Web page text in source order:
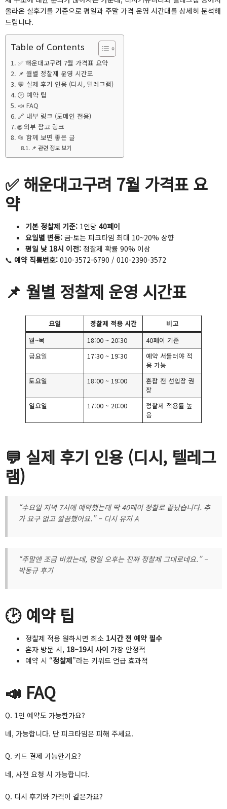
올라온 실후기를 기준으로 평일과 주말 가격 운영 시간대를 상세히 분석해
드립니다.
Table of Contents
✅ 해운대고구려 7월 가격표 요약
📌 월별 정찰제 운영 시간표
💬 실제 후기 인용 (디시, 텔레그램)
🕑 예약 팁
📣 FAQ
🔗 내부 링크 (도메인 전용)
🌐 외부 참고 링크
📂 함께 보면 좋은 글
📌 관련 정보 보기
✅ 해운대고구려 7월 가격표 요
약
기본 정찰제 기준: 1인당 40페이
요일별 변동: 금·토는 피크타임 최대 10~20% 상향
평일 낮 18시 이전: 정찰제 확률 90% 이상
📞 예약 직통번호: 010-3572-6790 / 010-2390-3572
📌 월별 정찰제 운영 시간표
요일 정찰제 적용 시간
비고
월~목
18:00 ~ 20:30
40페이 기준
금요일
17:30 ~ 19:30
예약 서둘러야 적
용 가능
토요일
18:00 ~ 19:00
혼잡 전 선입장 권
장
일요일
17:00 ~ 20:00
정찰제 적용률 높
음
💬 실제 후기 인용 (디시, 텔레그
램)
“수요일 저녁 7시에 예약했는데 딱 40페이 정찰로 끝났습니다. 추
가 요구 없고 깔끔했어요.” – 디시 유저 A
“주말엔 조금 비쌌는데, 평일 오후는 진짜 정찰제 그대로네요.” –
박동규 후기
🕑 예약 팁
정찰제 적용 원하시면 최소 1시간 전 예약 필수
혼자 방문 시, 18~19시 사이 가장 안정적
예약 시 “정찰제”라는 키워드 언급 효과적
📣 FAQ
Q. 1인 예약도 가능한가요?
네, 가능합니다. 단 피크타임은 피해 주세요.
Q. 카드 결제 가능한가요?
네, 사전 요청 시 가능합니다.
Q. 디시 후기와 가격이 같은가요?